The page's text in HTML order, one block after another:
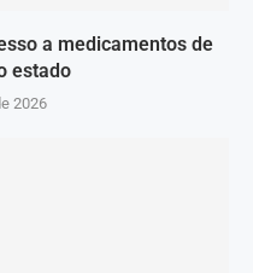
a medicamentos de
estado
2026